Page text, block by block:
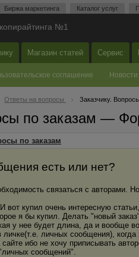
Биржа маркетинга Каталог услуг
№1
Магазин статей Сервис
соглашение Новости
Ответы на вопросы Заказчику.
по заказам —
по заказам
есть или нет?
связаться с авторами.
вот купил очень интересную
я бы купил. Делать "новый
у нее будет длина, да и вообще
личных сообщения), когда
сайте ибо не хочу приписывать
сообщений".